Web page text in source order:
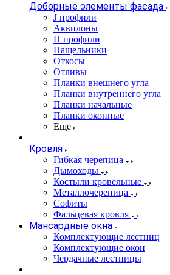
Доборные элементы фасада
J профили
Аквилоны
Н профили
Нащельники
Откосы
Отливы
Планки внешнего угла
Планки внутреннего угла
Планки начальные
Планки оконные
Еще
Кровля
Гибкая черепица
Дымоходы
Костыли кровельные
Металлочерепица
Софиты
Фальцевая кровля
Мансардные окна
Комплектующие лестниц
Комплектующие окон
Чердачные лестницы